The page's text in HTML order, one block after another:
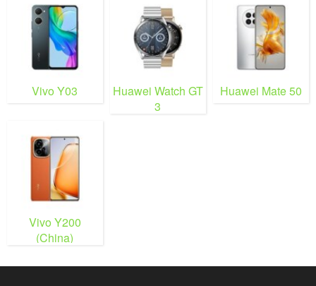
Vivo Y03
Huawei Watch GT
3
Huawei Mate 50
Vivo Y200
(China)